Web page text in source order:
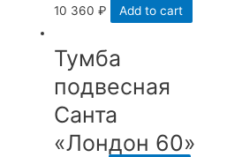
10 360₽ Add to cart
Тумба
подвесная
Санта
«Лондон 60»